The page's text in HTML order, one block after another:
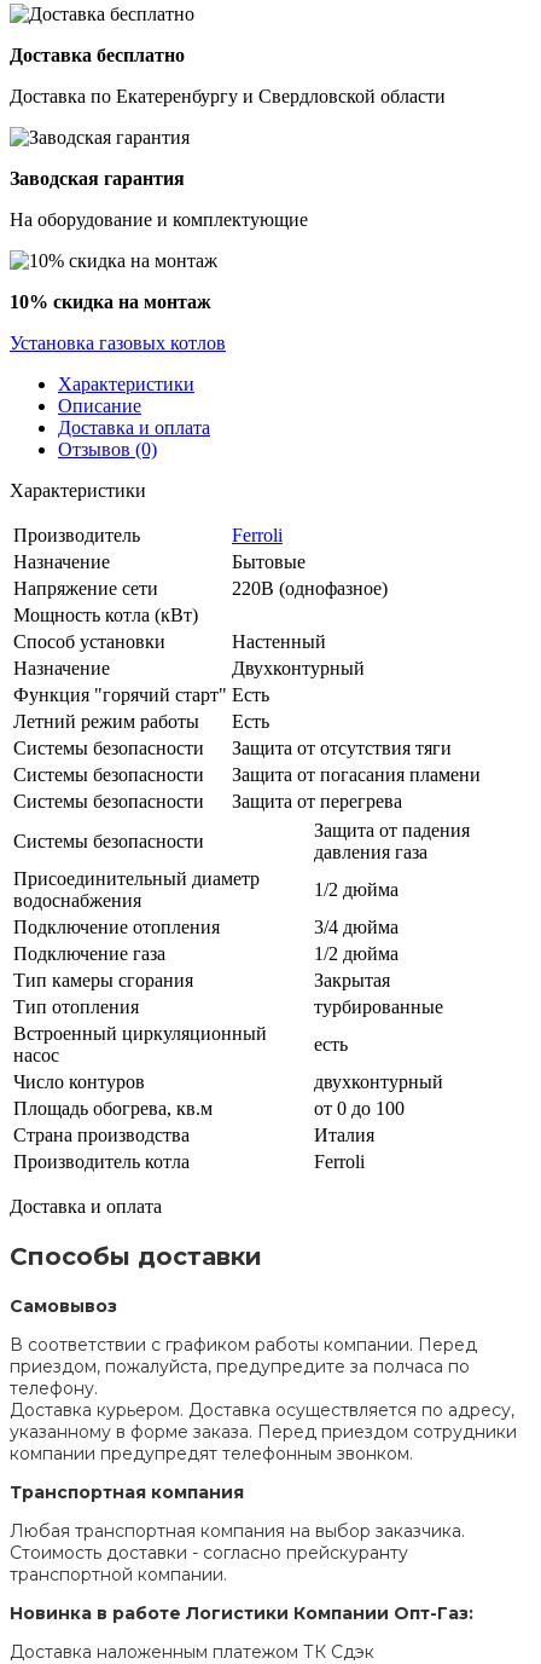
Доставка бесплатно
Доставка по Екатеренбургу и Свердловской области
Заводская гарантия
На оборудование и комплектующие
10% скидка на монтаж
Установка газовых котлов
Характеристики
Описание
Доставка и оплата
Отзывов (0)
Характеристики
Производитель
Ferroli
Назначение
Бытовые
Напряжение сети
220В (однофазное)
Мощность котла (кВт)
Способ установки
Настенный
Назначение
Двухконтурный
Функция "горячий старт" Есть
Летний режим работы
Есть
Системы безопасности
Защита от отсутствия тяги
Системы безопасности
Защита от погасания пламени
Системы безопасности
Защита от перегрева
Системы безопасности
Защита от падения
давления газа
Присоединительный диаметр
водоснабжения
1/2 дюйма
Подключение отопления
3/4 дюйма
Подключение газа
1/2 дюйма
Тип камеры сгорания
Закрытая
Тип отопления
турбированные
Встроенный циркуляционный
насос
есть
Число контуров
двухконтурный
Площадь обогрева, кв.м
от 0 до 100
Страна производства
Италия
Производитель котла
Ferroli
Доставка и оплата
Способы доставки
Самовывоз
В соответствии с графиком работы компании. Перед
приездом, пожалуйста, предупредите за полчаса по
телефону.
Доставка курьером. Доставка осуществляется по адресу,
указанному в форме заказа. Перед приездом сотрудники
компании предупредят телефонным звонком.
Транспортная компания
Любая транспортная компания на выбор заказчика.
Стоимость доставки - согласно прейскуранту
транспортной компании.
Новинка в работе Логистики Компании Опт-Газ:
Доставка наложенным платежом ТК Сдэк